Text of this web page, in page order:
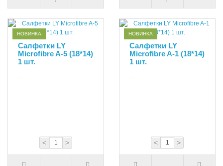
НОВИНКА
Салфетки LY
Microfibre A-5 (18*14)
1 шт.
..
< >
НОВИНКА
Салфетки LY
Microfibre A-1 (18*14)
1 шт.
..
< >